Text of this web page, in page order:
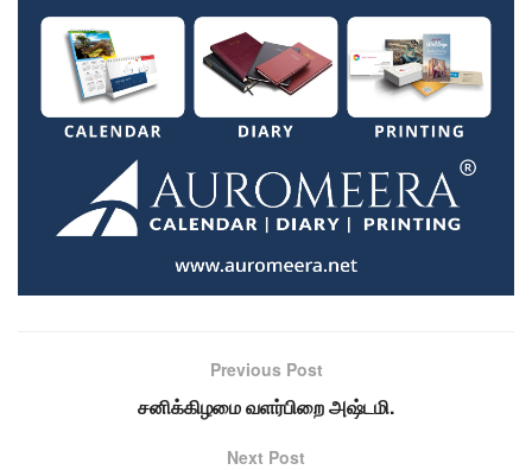
Previous Post
சனிக்கிழமை வளர்பிறை அஷ்டமி.
Next Post